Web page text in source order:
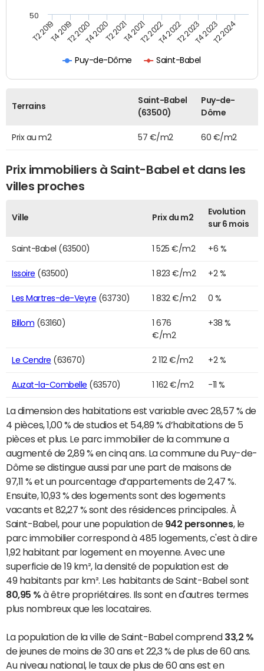
Puy-de-Dôme Saint-Babel
T2 2019T4 2019T2 2020T4 2020T2 2021T4 2021T2 2022T4 2022T2 2023T4 2023T2 2024
50
Terrains
Saint-Babel
(63500)
Puy-de-
Dôme
Prix au m2 57 €/m2 60 €/m2
Prix immobiliers à Saint-Babel et dans les
villes proches
Ville Prix du m2
Evolution
sur 6 mois
Saint-Babel (63500) 1 525 €/m2 +6 %
Issoire (63500) 1 823 €/m2 +2 %
Les Martres-de-Veyre (63730) 1 832 €/m2 0 %
Billom (63160)
1 676
€/m2
+38 %
Le Cendre (63670) 2 112 €/m2 +2 %
Auzat-la-Combelle (63570) 1 162 €/m2 -11 %
La dimension des habitations est variable avec 28,57 % de
4 pièces, 1,00 % de studios et 54,89 % d’habitations de 5
pièces et plus. Le parc immobilier de la commune a
augmenté de 2,89 % en cinq ans. La commune du Puy-de-
Dôme se distingue aussi par une part de maisons de
97,11 % et un pourcentage d’appartements de 2,47 %.
Ensuite, 10,93 % des logements sont des logements
vacants et 82,27 % sont des résidences principales. À
Saint-Babel, pour une population de 942 personnes, le
parc immobilier correspond à 485 logements, c'est à dire
1,92 habitant par logement en moyenne. Avec une
superficie de 19 km², la densité de population est de
49 habitants par km². Les habitants de Saint-Babel sont
80,95 % à être propriétaires. Ils sont en d'autres termes
plus nombreux que les locataires.
La population de la ville de Saint-Babel comprend 33,2 %
de jeunes de moins de 30 ans et 22,3 % de plus de 60 ans.
Au niveau national, le taux de plus de 60 ans est en